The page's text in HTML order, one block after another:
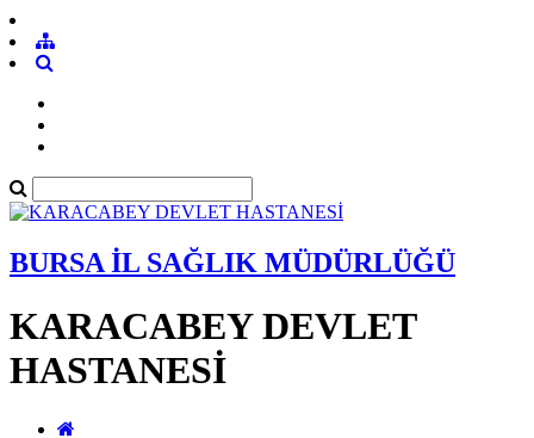
BURSA İL SAĞLIK MÜDÜRLÜĞÜ
KARACABEY DEVLET
HASTANESİ